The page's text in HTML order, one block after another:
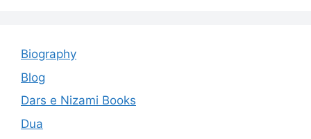
Biography
Blog
Dars e Nizami Books
Dua